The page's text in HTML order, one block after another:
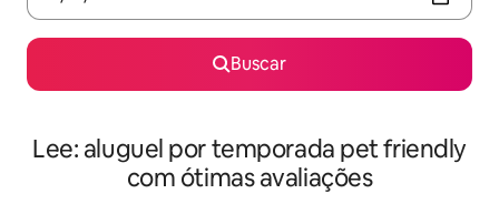
Buscar
Lee: aluguel por temporada pet friendly
com ótimas avaliações